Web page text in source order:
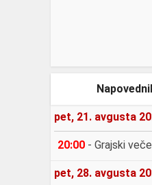
pet, 21. avgusta
20:00 - Grajski
pet, 28. avgusta